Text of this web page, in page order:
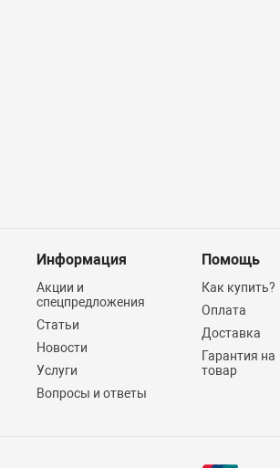
Информация
Акции и
спецпредложения
Статьи
Новости
Услуги
Вопросы и ответы
Помощь
Как купить?
Оплата
Доставка
Гарантия на
товар